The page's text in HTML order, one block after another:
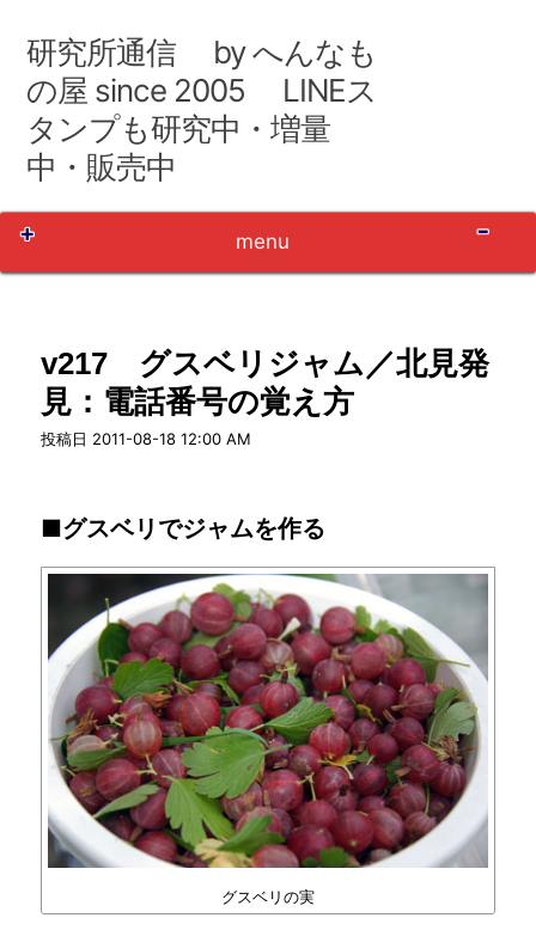
テ
ン
ツ
へ
研究所通信 by へんなも
の屋 since 2005 LINEス
タンプも研究中・増量
中・販売中
menu
v217 グスベリジャム／北見発
見：電話番号の覚え方
投稿日 2011-08-18 12:00 AM
■グスベリでジャムを作る
グスベリの実